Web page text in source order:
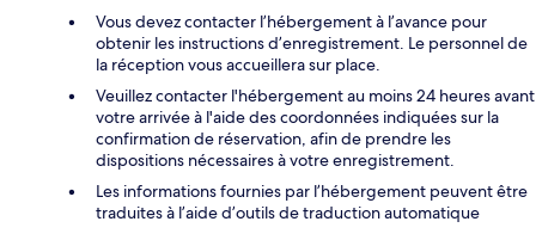
Vous devez contacter l’hébergement à l’avance pour
obtenir les instructions d’enregistrement. Le personnel de
la réception vous accueillera sur place.
Veuillez contacter l'hébergement au moins 24 heures avant
votre arrivée à l'aide des coordonnées indiquées sur la
confirmation de réservation, afin de prendre les
dispositions nécessaires à votre enregistrement.
Les informations fournies par l’hébergement peuvent être
traduites à l’aide d’outils de traduction automatique